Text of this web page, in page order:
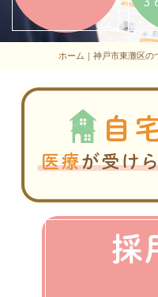
ホーム｜神戸市東灘区の
採